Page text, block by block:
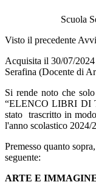
Scuola
Visto il precedente
Acquisita il 30/07/
Serafina (Docente di
Si rende noto che
“ELENCO LIBRI DI
stato trascritto in
l'anno scolastico 2024/
Premesso quanto
seguente:
ARTE E IMMAGINE